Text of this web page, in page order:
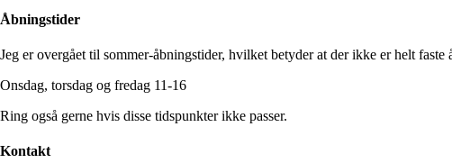
Åbningstider
Jeg er overgået til sommer-åbningstider, hvilket betyder at der ikke er helt
Onsdag, torsdag og fredag 11-16
Ring også gerne hvis disse tidspunkter ikke passer.
Kontakt